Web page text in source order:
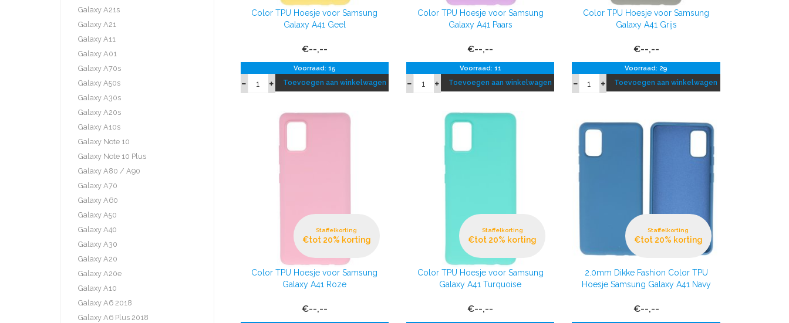
Galaxy A21s
Galaxy A21
Galaxy A11
Galaxy A01
Galaxy A70s
Galaxy A50s
Galaxy A30s
Galaxy A20s
Galaxy A10s
Galaxy Note 10
Galaxy Note 10 Plus
Galaxy A80 / A90
Galaxy A70
Galaxy A60
Galaxy A50
Galaxy A40
Galaxy A30
Galaxy A20
Galaxy A20e
Galaxy A10
Galaxy A6 2018
Galaxy A6 Plus 2018
Color TPU Hoesje voor Samsung
Galaxy A41 Geel
€--,--
Voorraad: 15
Toevoegen aan winkelwagen
Color TPU Hoesje voor Samsung
Galaxy A41 Paars
€--,--
Voorraad: 11
Toevoegen aan winkelwagen
Color TPU Hoesje voor Samsung
Galaxy A41 Grijs
€--,--
Voorraad: 29
Toevoegen aan winkelwagen
Staffelkorting
€tot 20% korting
Color TPU Hoesje voor Samsung
Galaxy A41 Roze
€--,--
Staffelkorting
€tot 20% korting
Color TPU Hoesje voor Samsung
Galaxy A41 Turquoise
€--,--
Staffelkorting
€tot 20% korting
2.0mm Dikke Fashion Color TPU
Hoesje Samsung Galaxy A41 Navy
€--,--